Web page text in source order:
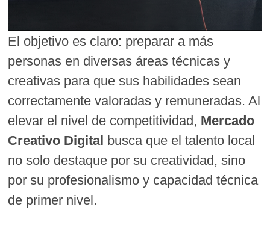
El objetivo es claro: preparar a más
personas en diversas áreas técnicas y
creativas para que sus habilidades sean
correctamente valoradas y remuneradas. Al
elevar el nivel de competitividad, Mercado
Creativo Digital busca que el talento local
no solo destaque por su creatividad, sino
por su profesionalismo y capacidad técnica
de primer nivel.